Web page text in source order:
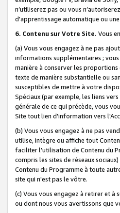
n’utiliserez pas ou vous
d'apprentissage automatique ou
6. Contenu sur Votre Site. Vous
(a) Vous vous engagez à ne pas
informations supplémentaires ;
manière à conserver les proportions
texte de manière substantielle ou
susceptibles de mettre à votre
Spéciaux (par exemple, les liens
générale de ce qui précède, vous
Site tout lien d'information vers
(b) Vous vous engagez à ne pas
utilise, intègre ou affiche tout
faciliter l'utilisation de Contenu du
compris les sites de réseaux
Contenu du Programme à toute
site qui n'est pas le vôtre.
(c) Vous vous engagez à retirer et à
ou dont nous vous avertissons que